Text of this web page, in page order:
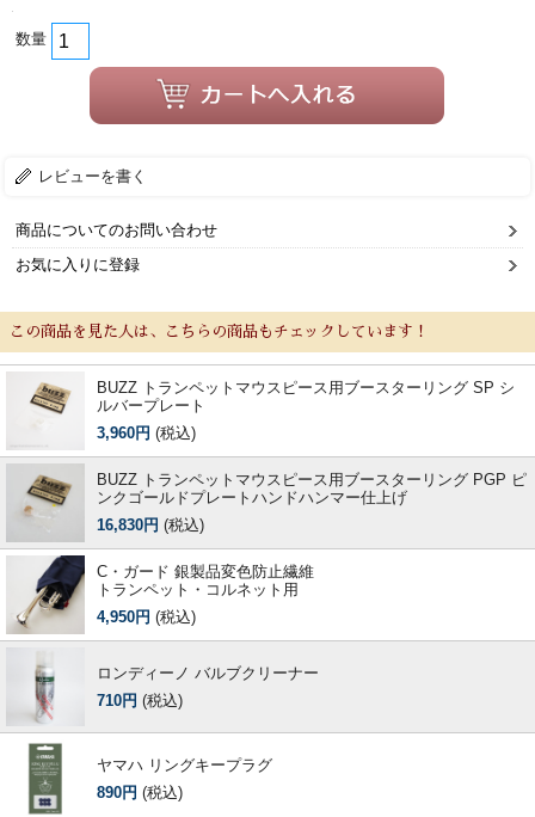
数量
レビューを書く
商品についてのお問い合わせ
お気に入りに登録
この商品を見た人は、こちらの商品もチェックしています！
BUZZ トランペットマウスピース用ブースターリング SP シ
ルバープレート
3,960円 (税込)
BUZZ トランペットマウスピース用ブースターリング PGP ピ
ンクゴールドプレートハンドハンマー仕上げ
16,830円 (税込)
C・ガード 銀製品変色防止繊維
トランペット・コルネット用
4,950円 (税込)
ロンディーノ バルブクリーナー
710円 (税込)
ヤマハ リングキープラグ
890円 (税込)